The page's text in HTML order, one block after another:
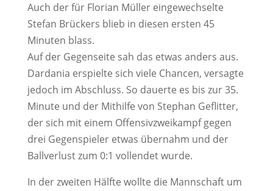
Auch der für Florian Müller eingewechselte
Stefan Brückers blieb in diesen ersten 45
Minuten blass.
Auf der Gegenseite sah das etwas anders aus.
Dardania erspielte sich viele Chancen, versagte
jedoch im Abschluss. So dauerte es bis zur 35.
Minute und der Mithilfe von Stephan Geflitter,
der sich mit einem Offensivzweikampf gegen
drei Gegenspieler etwas übernahm und der
Ballverlust zum 0:1 vollendet wurde.
In der zweiten Hälfte wollte die Mannschaft um